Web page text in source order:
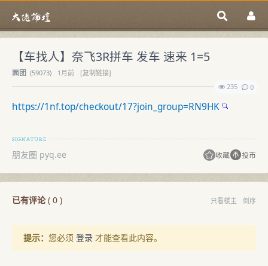
【车找人】奈飞3R拼车 发车 速来 1=5
面团 (59073) 1月前
[复制链接]
235
0
https://1nf.top/checkout/17?join_group=RN9HK
朋友圈 pyq.ee 收藏 投币
已有评论( 0 ) 只看楼主 倒序
提示： 您必须 登录 才能查看此内容。